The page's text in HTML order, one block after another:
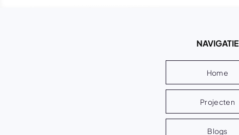
NAVIGATIE
Home
Projecten
Blogs